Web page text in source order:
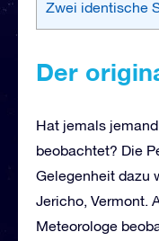
Zwei identische
Der
Hat jemals
beobachtet? Die
Gelegenheit dazu
Jericho, Vermont.
Meteorologe